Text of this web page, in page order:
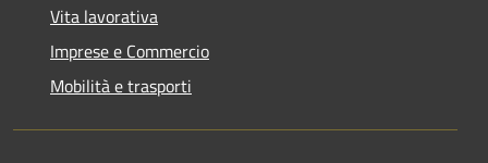
Vita lavorativa
Imprese e Commercio
Mobilità e trasporti